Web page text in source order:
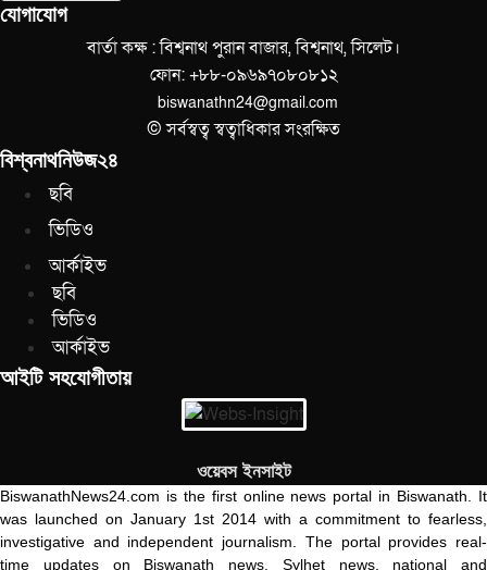
যোগাযোগ
বার্তা কক্ষ : বিশ্বনাথ পুরান বাজার, বিশ্বনাথ, সিলেট।
ফোন: +৮৮-০৯৬৯৭০৮০৮১২
biswanathn24@gmail.com
© সর্বস্বত্ব স্বত্বাধিকার সংরক্ষিত
বিশ্বনাথনিউজ২৪
ছবি
ভিডিও
আর্কাইভ
ছবি
ভিডিও
আর্কাইভ
আইটি সহযোগীতায়
ওয়েবস ইনসাইট
BiswanathNews24.com is the first online news portal in Biswanath. It
was launched on January 1st 2014 with a commitment to fearless,
investigative and independent journalism. The portal provides real-
time updates on Biswanath news, Sylhet news, national and